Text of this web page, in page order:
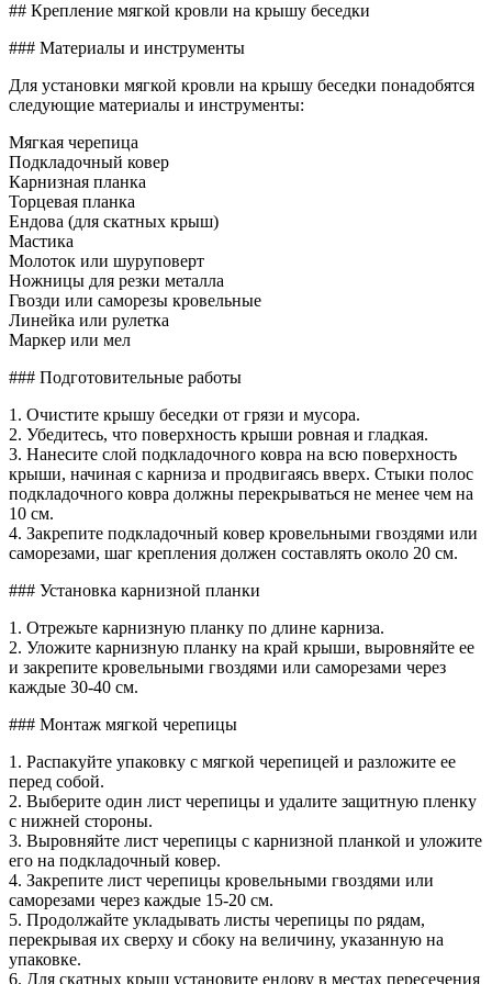
на
## Крепление мягкой кровли на крышу беседки
### Материалы и инструменты
Для установки мягкой кровли на крышу беседки понадобятся
следующие материалы и инструменты:
Мягкая черепица
Подкладочный ковер
Карнизная планка
Торцевая планка
Ендова (для скатных крыш)
Мастика
Молоток или шуруповерт
Ножницы для резки металла
Гвозди или саморезы кровельные
Линейка или рулетка
Маркер или мел
### Подготовительные работы
1. Очистите крышу беседки от грязи и мусора.
2. Убедитесь, что поверхность крыши ровная и гладкая.
3. Нанесите слой подкладочного ковра на всю поверхность
крыши, начиная с карниза и продвигаясь вверх. Стыки полос
подкладочного ковра должны перекрываться не менее чем на
10 см.
4. Закрепите подкладочный ковер кровельными гвоздями или
саморезами, шаг крепления должен составлять около 20 см.
### Установка карнизной планки
1. Отрежьте карнизную планку по длине карниза.
2. Уложите карнизную планку на край крыши, выровняйте ее
и закрепите кровельными гвоздями или саморезами через
каждые 30-40 см.
### Монтаж мягкой черепицы
1. Распакуйте упаковку с мягкой черепицей и разложите ее
перед собой.
2. Выберите один лист черепицы и удалите защитную пленку
с нижней стороны.
3. Выровняйте лист черепицы с карнизной планкой и уложите
его на подкладочный ковер.
4. Закрепите лист черепицы кровельными гвоздями или
саморезами через каждые 15-20 см.
5. Продолжайте укладывать листы черепицы по рядам,
перекрывая их сверху и сбоку на величину, указанную на
упаковке.
6. Для скатных крыш установите ендову в местах пересечения